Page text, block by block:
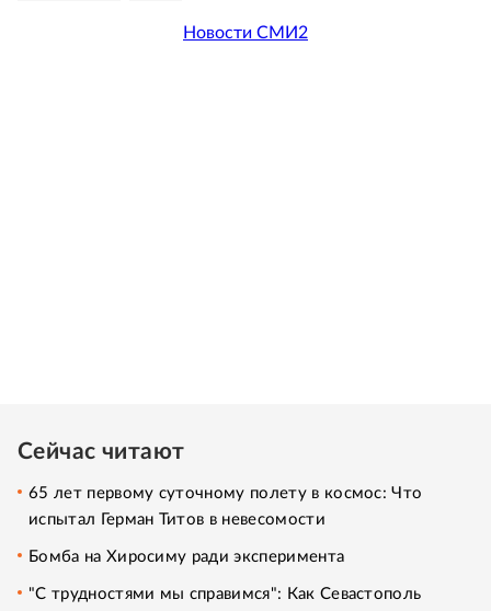
Новости СМИ2
Сейчас читают
65 лет первому суточному полету в космос: Что
испытал Герман Титов в невесомости
Бомба на Хиросиму ради эксперимента
"С трудностями мы справимся": Как Севастополь